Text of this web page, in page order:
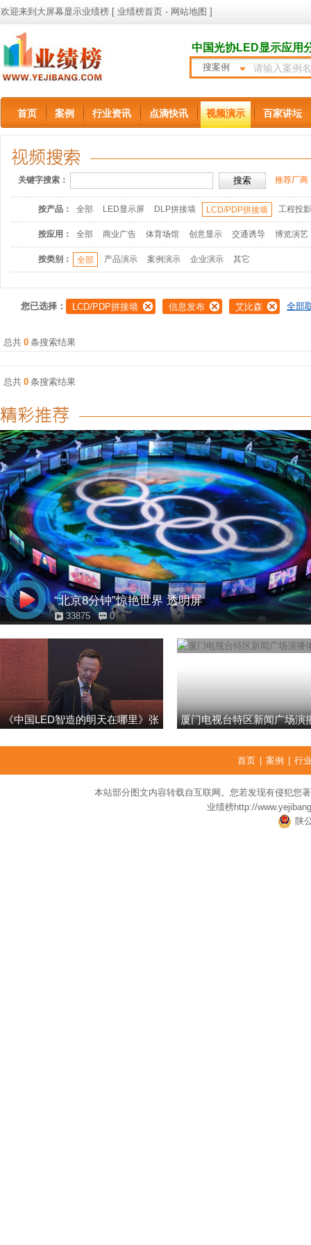
欢迎来到大屏幕显示业绩榜 [ 业绩榜首页 - 网站地图 ]
中国光协LED显示应用
搜案例
首页 案例 行业资讯 点滴快讯 视频演示 百家讲坛
关键字搜索： 推荐厂商
按产品： 全部 LED显示屏 DLP拼接墙 LCD/PDP拼接墙 工程投
按应用： 全部 商业广告 体育场馆 创意显示 交通诱导 博览演艺
按类别： 全部 产品演示 案例演示 企业演示 其它
您已选择： LCD/PDP拼接墙 信息发布 艾比森 全部
总共 0 条搜索结果
总共 0 条搜索结果
“北京8分钟”惊艳世界 透明屏
33875 0
《中国LED智造的明天在哪里》张
厦门电视台特区新闻广场演
首页 案例 行
本站部分图文内容转载自互联网。您若发现有侵犯您
业绩榜http://
陕